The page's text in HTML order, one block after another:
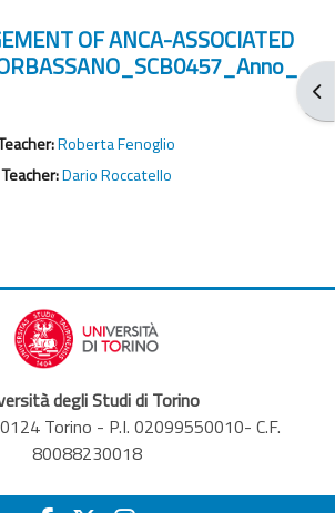
OF ANCA-ASSOCIATED
Roberta Fenoglio
Teacher:Dario Roccatello
degli Studi di Torino
Torino - P.I. 02099550010- C.F.
80088230018